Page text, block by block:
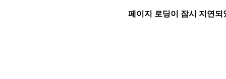
페이지 로딩이 잠시 지연